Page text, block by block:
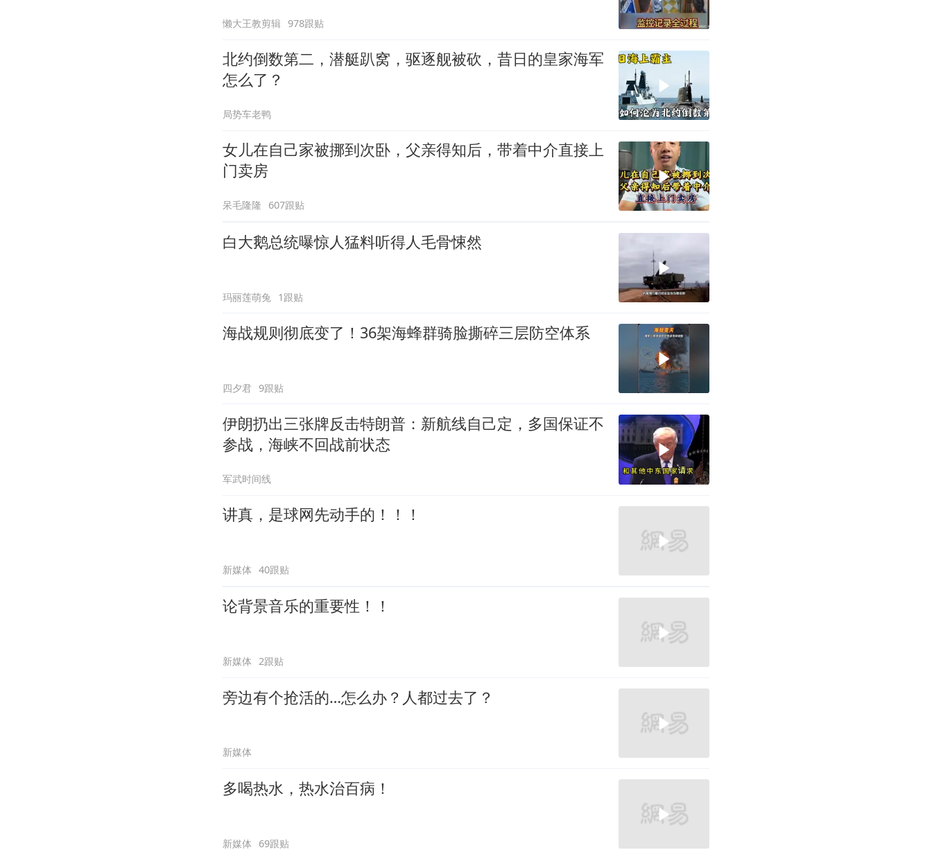
懒大王教剪辑 978跟贴
北约倒数第二，潜艇趴窝，驱逐舰被砍，昔日的皇家海军
怎么了？
局势车老鸭
女儿在自己家被挪到次卧，父亲得知后，带着中介直接上
门卖房
呆毛隆隆 607跟贴
白大鹅总统曝惊人猛料听得人毛骨悚然
玛丽莲萌兔 1跟贴
海战规则彻底变了！36架海蜂群骑脸撕碎三层防空体系
四夕君 9跟贴
伊朗扔出三张牌反击特朗普：新航线自己定，多国保证不
参战，海峡不回战前状态
军武时间线
讲真，是球网先动手的！！！
新媒体 40跟贴
论背景音乐的重要性！！
新媒体 2跟贴
旁边有个抢活的…怎么办？人都过去了？
新媒体
多喝热水，热水治百病！
新媒体 69跟贴